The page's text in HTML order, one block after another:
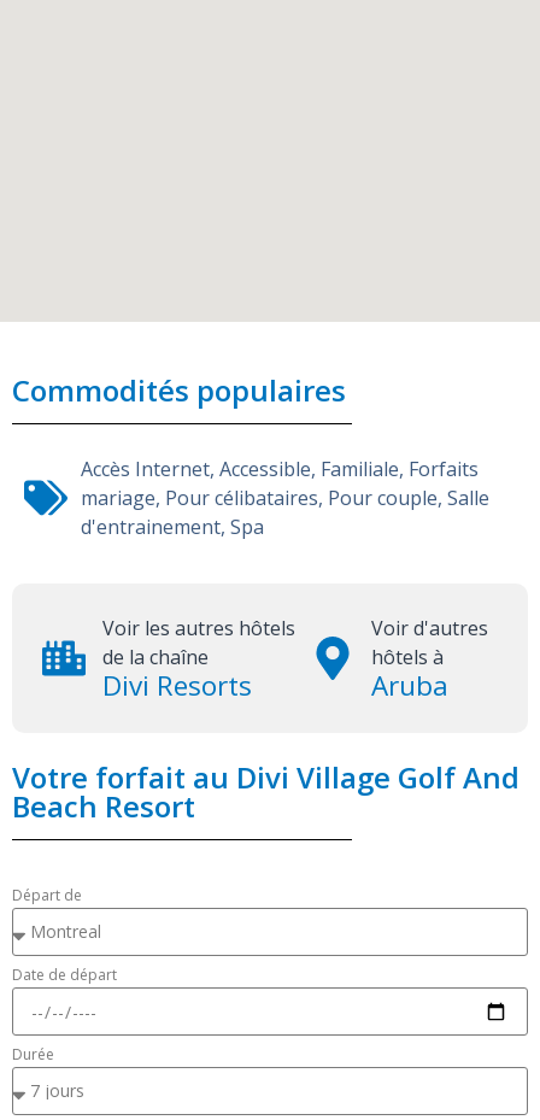
Commodités populaires
Accès Internet, Accessible, Familiale, Forfaits
mariage, Pour célibataires, Pour couple, Salle
d'entrainement, Spa
Voir les autres hôtels
de la chaîne
Divi Resorts
Voir d'autres
hôtels à
Aruba
Votre forfait au Divi Village Golf And
Beach Resort
Départ de
Date de départ
Durée